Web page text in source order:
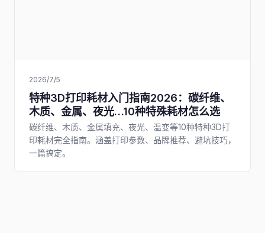
2026/7/5
特种3D打印耗材入门指南2026：碳纤维、
木质、金属、夜光…10种特殊耗材怎么选
碳纤维、木质、金属填充、夜光、温变等10种特种3D打
印耗材完全指南。涵盖打印参数、品牌推荐、避坑技巧，
一篇搞定。